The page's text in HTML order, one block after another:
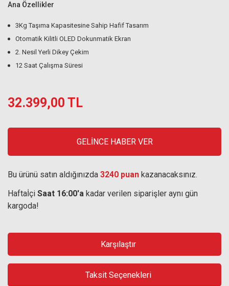
Ana Özellikler
3Kg Taşıma Kapasitesine Sahip Hafif Tasarım
Otomatik Kilitli OLED Dokunmatik Ekran
2. Nesil Yerli Dikey Çekim
12 Saat Çalışma Süresi
32.399,00 TL
GELİNCE HABER VER
Bu ürünü satın aldığınızda 3240 puan kazanacaksınız.
Haftaİçi Saat 16:00'a kadar verilen siparişler aynı gün
kargoda!
Karşılaştır
Taksit Seçenekleri